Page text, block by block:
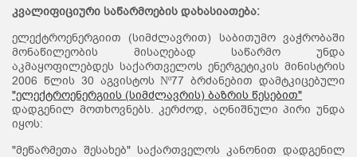
კვალიფიციური საწარმოების დახასიათება:
ელექტროენერგიით (სიმძლავრით) საბითუმო ვაჭრობაში
მონაწილეობის მისაღებად საწარმო უნდა
აკმაყოფილებდეს საქართველოს ენერგეტიკის მინისტრის
2006 წლის 30 აგვისტოს Νº77 ბრძანებით დამტკიცებული
"ელექტროენერგიის (სიმძლავრის) ბაზრის წესებით"
დადგენილ მოთხოვნებს. კერძოდ, აღნიშნული პირი უნდა
იყოს:
"მეწარმეთა შესახებ" საქართველოს კანონით დადგენილ